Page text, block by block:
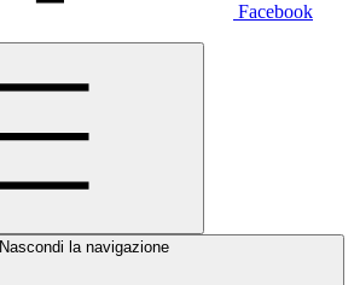
Facebook
Nascondi la navigazione